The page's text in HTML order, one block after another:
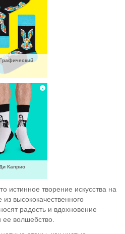
Каприо
истинное творение искусства на
высококачественного
радость и вдохновение
ее волшебство.